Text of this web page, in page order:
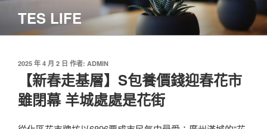
主
TES LIFE
發
2025 年 4 月 2 日 作者: ADMIN
【新春走基層】S包養價錢迎春花市
雖閉幕 羊城處處是花街